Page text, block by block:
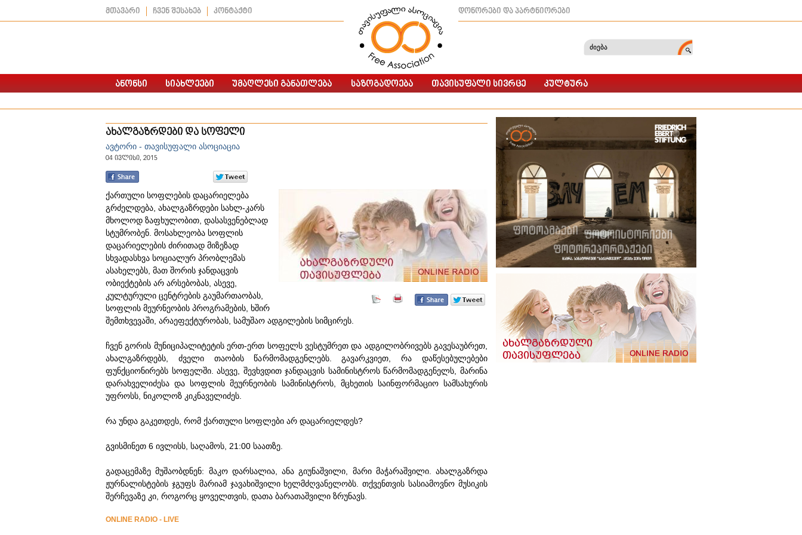
მთავარი ჩვენ შესახებ კონტაქტი დონორები და პარტნიორები
ახალგაზრდები და სოფელი
ავტორი - თავისუფალი ასოციაცია
04 ივლისი, 2015
ქართული სოფლების დაცარიელება
გრძელდება, ახალგაზრდები სახლ-კარს
მხოლოდ ზაფხულობით, დასასვენებლად
სტუმრობენ. მოსახლეობა სოფლის
დაცარიელების ძირითად მიზეზად
სხვადასხვა სოციალურ პრობლემას
ასახელებს, მათ შორის ჯანდაცვის
ობიექტების არ არსებობას, ასევე,
კულტურული ცენტრების გაუმართაობას,
სოფლის მეურნეობის პროგრამების, ხშირ
შემთხვევაში, არაეფექტურობას, სამუშაო ადგილების სიმცირეს.
ჩვენ გორის მუნიციპალიტეტის ერთ-ერთ სოფელს ვესტუმრეთ და ადგილობრივებს გავესაუბრეთ,
ახალგაზრდებს, ძველი თაობის წარმომადგენლებს. გავარკვიეთ, რა დაწესებულებები
ფუნქციონირებს სოფელში. ასევე, შევხვდით ჯანდაცვის სამინისტროს წარმომადგენელს, მარინა
დარახველიძესა და სოფლის მეურნეობის სამინისტროს, მცხეთის საინფორმაციო სამსახურის
უფროსს, ნიკოლოზ კიკნაველიძეს.
რა უნდა გაკეთდეს, რომ ქართული სოფლები არ დაცარიელდეს?
გვისმინეთ 6 ივლისს, საღამოს, 21:00 საათზე.
გადაცემაზე მუშაობდნენ: მაკო დარსალია, ანა გიუნაშვილი, მარი მაჭარაშვილი. ახალგაზრდა
ჟურნალისტების ჯგუფს მარიამ ჯავახიშვილი ხელმძღვანელობს. თქვენთვის სასიამოვნო მუსიკის
შერჩევაზე კი, როგორც ყოველთვის, დათა ბარათაშვილი ზრუნავს.
ONLINE RADIO - LIVE